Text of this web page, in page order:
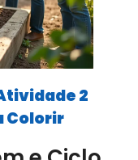
2
Colorir